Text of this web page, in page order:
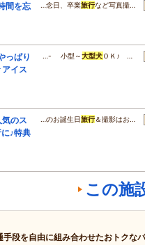
間を忘
…念日、卒業旅行など写真撮…
っぱり
イス
…- 小型～大型犬ＯＫ♪ …
のス
♪特典
…のお誕生日旅行＆撮影はお…
この施
手段を自由に組み合わせたおトクな